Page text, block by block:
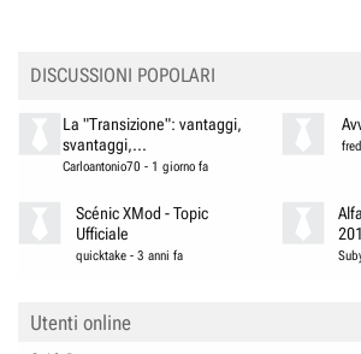
DISCUSSIONI POPOLARI
La "Transizione": vantaggi,
svantaggi,...
Carloantonio70 - 1 giorno fa
Scénic XMod - Topic
Ufficiale
quicktake -3 anni fa
Utenti online